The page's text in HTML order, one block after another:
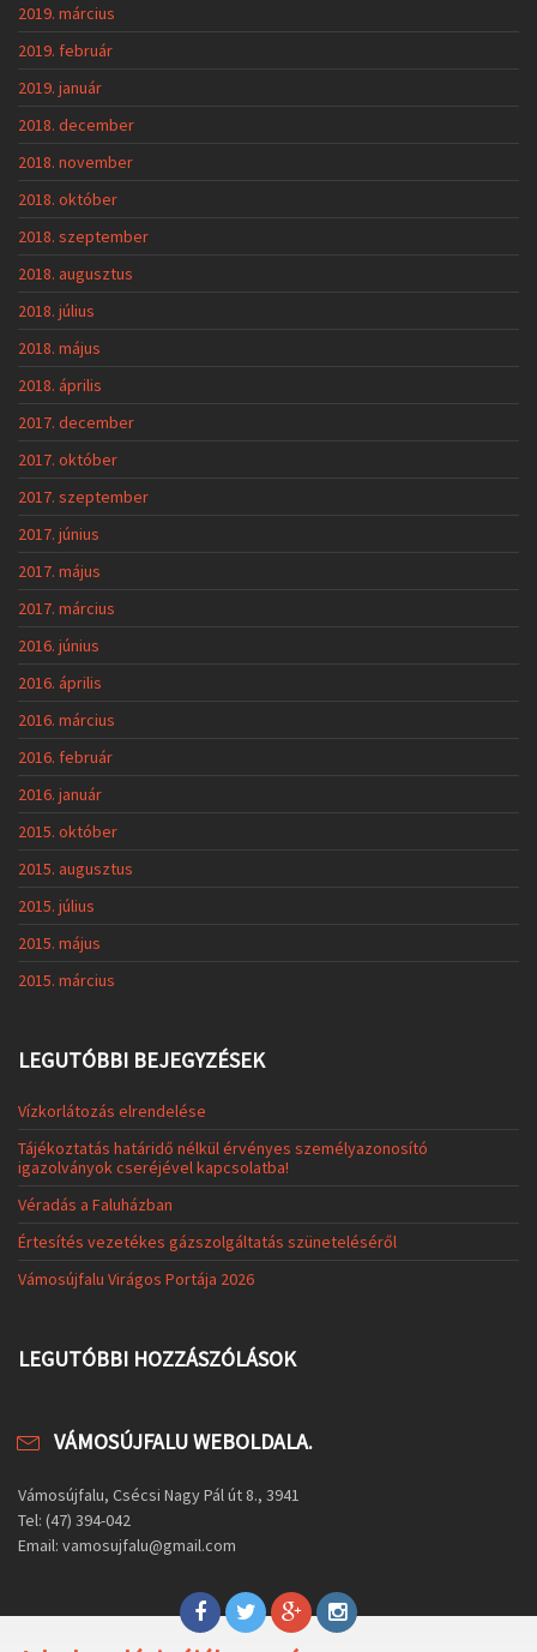
2019. március
2019. február
2019. január
2018. december
2018. november
2018. október
2018. szeptember
2018. augusztus
2018. július
2018. május
2018. április
2017. december
2017. október
2017. szeptember
2017. június
2017. május
2017. március
2016. június
2016. április
2016. március
2016. február
2016. január
2015. október
2015. augusztus
2015. július
2015. május
2015. március
LEGUTÓBBI BEJEGYZÉSEK
Vízkorlátozás elrendelése
Tájékoztatás határidő nélkül érvényes személyazonosító
igazolványok cseréjével kapcsolatba!
Véradás a Faluházban
Értesítés vezetékes gázszolgáltatás szüneteléséről
Vámosújfalu Virágos Portája 2026
LEGUTÓBBI HOZZÁSZÓLÁSOK
VÁMOSÚJFALU WEBOLDALA.
Vámosújfalu, Csécsi Nagy Pál út 8., 3941
Tel: (47) 394-042
Email: vamosujfalu@gmail.com